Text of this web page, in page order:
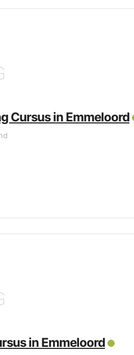
Cursus in Emmeloord
in Emmeloord